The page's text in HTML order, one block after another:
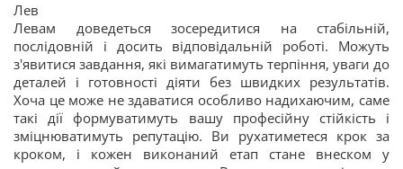
Лев
Левам доведеться зосередитися на стабільній,
послідовній і досить відповідальній роботі. Можуть
з'явитися завдання, які вимагатимуть терпіння, уваги до
деталей і готовності діяти без швидких результатів.
Хоча це може не здаватися особливо надихаючим, саме
такі дії формуватимуть вашу професійну стійкість і
зміцнюватимуть репутацію. Ви рухатиметеся крок за
кроком, і кожен виконаний етап стане внеском у